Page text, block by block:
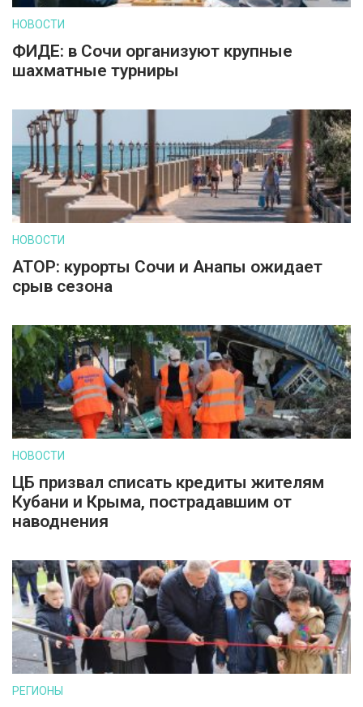
НОВОСТИ
ФИДЕ: в Сочи организуют крупные
шахматные турниры
НОВОСТИ
АТОР: курорты Сочи и Анапы ожидает
срыв сезона
НОВОСТИ
ЦБ призвал списать кредиты жителям
Кубани и Крыма, пострадавшим от
наводнения
РЕГИОНЫ